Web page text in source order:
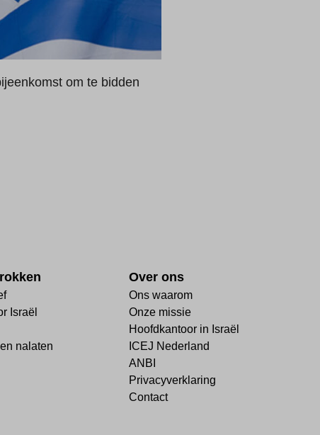
om te bidden
Israël
nalaten
Over ons
Ons waarom
Onze missie
Hoofdkantoor in Israël
ICEJ Nederland
ANBI
Privacyverklaring
Contact